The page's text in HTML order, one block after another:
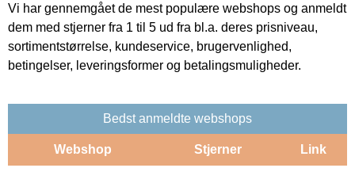
Vi har gennemgået de mest populære webshops og anmeldt
dem med stjerner fra 1 til 5 ud fra bl.a. deres prisniveau,
sortimentstørrelse, kundeservice, brugervenlighed,
betingelser, leveringsformer og betalingsmuligheder.
Bedst anmeldte webshops
Webshop Stjerner Link